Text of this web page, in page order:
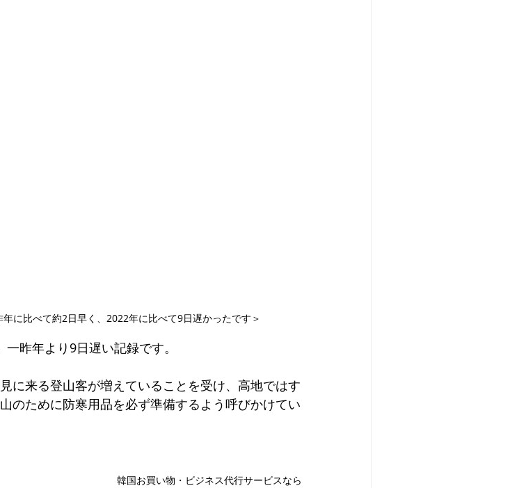
に比べて約2日早く、2022年に比べて9日遅かったです＞
昨年より9日遅い記録です。
に来る登山客が増えていることを受け、高地ではす
のために防寒用品を必ず準備するよう呼びかけてい
韓国お買い物・ビジネス代行サービスなら